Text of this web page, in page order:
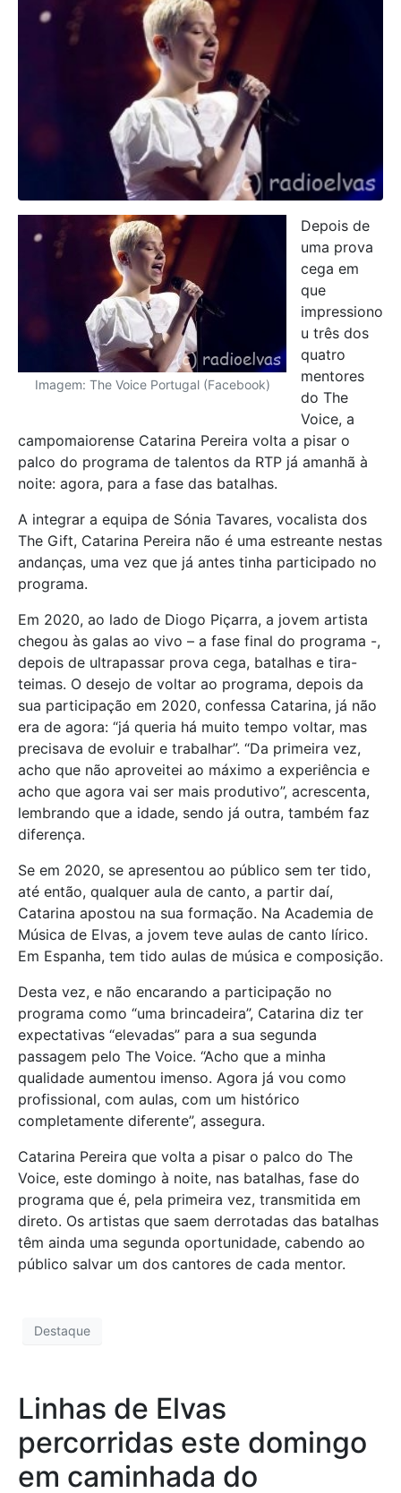
Imagem: The Voice Portugal (Facebook)
Depois de
uma prova
cega em
que
impressiono
u três dos
quatro
mentores
do The
Voice, a
campomaiorense Catarina Pereira volta a pisar o
palco do programa de talentos da RTP já amanhã à
noite: agora, para a fase das batalhas.
A integrar a equipa de Sónia Tavares, vocalista dos
The Gift, Catarina Pereira não é uma estreante nestas
andanças, uma vez que já antes tinha participado no
programa.
Em 2020, ao lado de Diogo Piçarra, a jovem artista
chegou às galas ao vivo – a fase final do programa -,
depois de ultrapassar prova cega, batalhas e tira-
teimas. O desejo de voltar ao programa, depois da
sua participação em 2020, confessa Catarina, já não
era de agora: “já queria há muito tempo voltar, mas
precisava de evoluir e trabalhar”. “Da primeira vez,
acho que não aproveitei ao máximo a experiência e
acho que agora vai ser mais produtivo”, acrescenta,
lembrando que a idade, sendo já outra, também faz
diferença.
Se em 2020, se apresentou ao público sem ter tido,
até então, qualquer aula de canto, a partir daí,
Catarina apostou na sua formação. Na Academia de
Música de Elvas, a jovem teve aulas de canto lírico.
Em Espanha, tem tido aulas de música e composição.
Desta vez, e não encarando a participação no
programa como “uma brincadeira”, Catarina diz ter
expectativas “elevadas” para a sua segunda
passagem pelo The Voice. “Acho que a minha
qualidade aumentou imenso. Agora já vou como
profissional, com aulas, com um histórico
completamente diferente”, assegura.
Catarina Pereira que volta a pisar o palco do The
Voice, este domingo à noite, nas batalhas, fase do
programa que é, pela primeira vez, transmitida em
direto. Os artistas que saem derrotadas das batalhas
têm ainda uma segunda oportunidade, cabendo ao
público salvar um dos cantores de cada mentor.
Destaque
Linhas de Elvas
percorridas este domingo
em caminhada do